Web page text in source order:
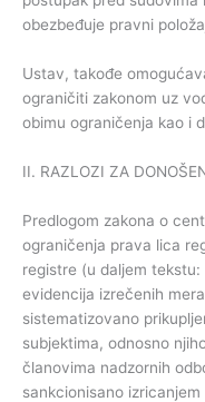
obezbeđuje pravni
Ustav, takođe
ograničiti zakonom uz
obimu ograničenja kao i
II. RAZLOZI ZA
Predlogom zakona o
ograničenja prava lica
registre (u daljem
evidencija izrečenih
sistematizovano
subjektima, odnosno
članovima nadzornih
sankcionisano